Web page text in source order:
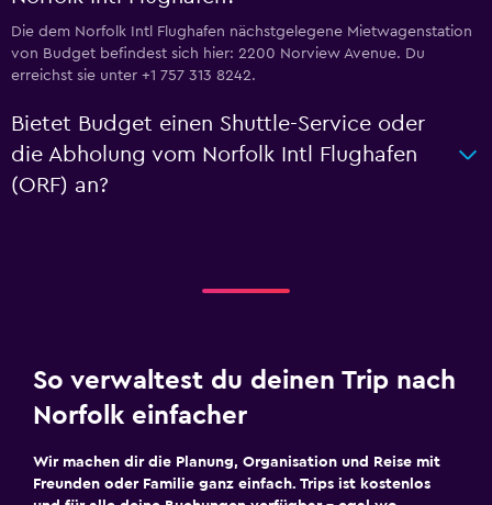
Die dem Norfolk Intl Flughafen nächstgelegene Mietwagenstation
von Budget befindest sich hier: 2200 Norview Avenue. Du
erreichst sie unter +1 757 313 8242.
Bietet Budget einen Shuttle-Service oder
die Abholung vom Norfolk Intl Flughafen
(ORF) an?
So verwaltest du deinen Trip nach
Norfolk einfacher
Wir machen dir die Planung, Organisation und Reise mit
Freunden oder Familie ganz einfach. Trips ist kostenlos